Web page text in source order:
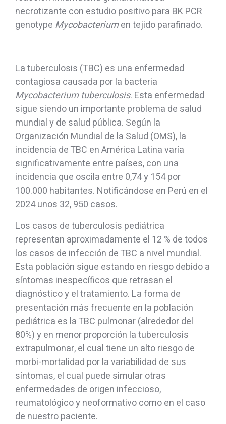
necrotizante con estudio positivo para BK PCR
genotype Mycobacteriumen tejido parafinado.
La tuberculosis (TBC) es una enfermedad
contagiosa causada por la bacteria
Mycobacterium tuberculosis. Esta enfermedad
sigue siendo un importante problema de salud
mundial y de salud pública. Según la
Organización Mundial de la Salud (OMS), la
incidencia de TBC en América Latina varía
significativamente entre países, con una
incidencia que oscila entre 0,74 y 154 por
100.000 habitantes. Notificándose en Perú en el
2024 unos 32, 950 casos.
Los casos de tuberculosis pediátrica
representan aproximadamente el 12 % de todos
los casos de infección de TBC a nivel mundial.
Esta población sigue estando en riesgo debido a
síntomas inespecíficos que retrasan el
diagnóstico y el tratamiento. La forma de
presentación más frecuente en la población
pediátrica es la TBC pulmonar (alrededor del
80%) y en menor proporción la tuberculosis
extrapulmonar, el cual tiene un alto riesgo de
morbi-mortalidad por la variabilidad de sus
síntomas, el cual puede simular otras
enfermedades de origen infeccioso,
reumatológico y neoformativo como en el caso
de nuestro paciente.